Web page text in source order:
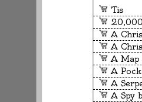
'Tis
20,000
A
A
A Map
A
A
A Spy